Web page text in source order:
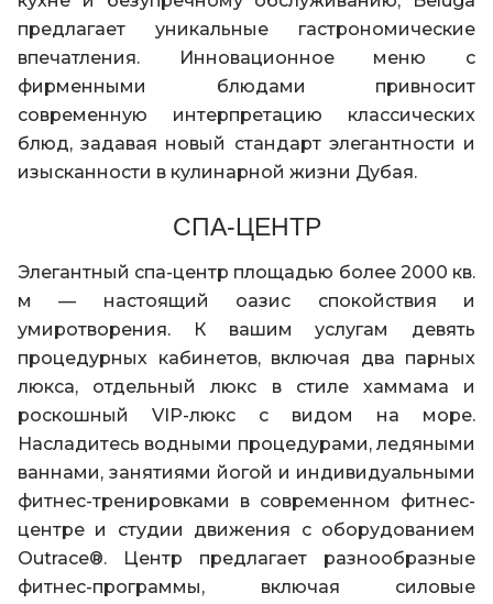
предлагает уникальные гастрономические
впечатления. Инновационное меню с
фирменными блюдами привносит
современную интерпретацию классических
блюд, задавая новый стандарт элегантности и
изысканности в кулинарной жизни Дубая.
СПА-ЦЕНТР
Элегантный спа-центр площадью более 2000 кв.
м — настоящий оазис спокойствия и
умиротворения. К вашим услугам девять
процедурных кабинетов, включая два парных
люкса, отдельный люкс в стиле хаммама и
роскошный VIP-люкс с видом на море.
Насладитесь водными процедурами, ледяными
ваннами, занятиями йогой и индивидуальными
фитнес-тренировками в современном фитнес-
центре и студии движения с оборудованием
Outrace®. Центр предлагает разнообразные
фитнес-программы, включая силовые